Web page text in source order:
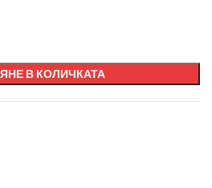
В КОЛИЧКАТА